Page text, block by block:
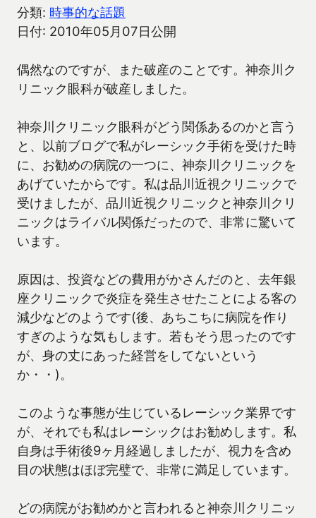
分類: 時事的な話題
日付: 2010年05月07日公開
偶然なのですが、また破産のことです。神奈川ク
リニック眼科が破産しました。
神奈川クリニック眼科がどう関係あるのかと言う
と、以前ブログで私がレーシック手術を受けた時
に、お勧めの病院の一つに、神奈川クリニックを
あげていたからです。私は品川近視クリニックで
受けましたが、品川近視クリニックと神奈川クリ
ニックはライバル関係だったので、非常に驚いて
います。
原因は、投資などの費用がかさんだのと、去年銀
座クリニックで炎症を発生させたことによる客の
減少などのようです(後、あちこちに病院を作り
すぎのような気もします。若もそう思ったのです
が、身の丈にあった経営をしてないという
か・・)。
このような事態が生じているレーシック業界です
が、それでも私はレーシックはお勧めします。私
自身は手術後9ヶ月経過しましたが、視力を含め
目の状態はほぼ完璧で、非常に満足しています。
どの病院がお勧めかと言われると神奈川クリニッ